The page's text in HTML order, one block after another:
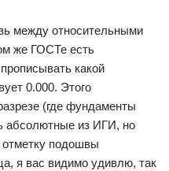
между относительными
же ГОСТе есть
какой
0.000. Этого
(где фундаменты
абсолютные из ИГИ, но
отметку подошвы
я вас видимо удивлю, так